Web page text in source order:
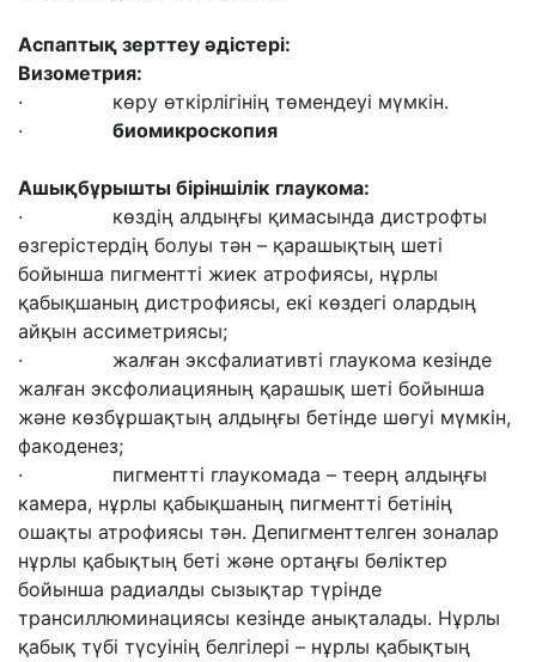
Аспаптық зерттеу әдістері:
Визометрия:
· көру өткірлігінің төмендеуі мүмкін.
· биомикроскопия
Ашықбұрышты біріншілік глаукома:
· көздің алдыңғы қимасында дистрофты
өзгерістердің болуы тән – қарашықтың шеті
бойынша пигментті жиек атрофиясы, нұрлы
қабықшаның дистрофиясы, екі көздегі олардың
айқын ассиметриясы;
· жалған эксфалиативті глаукома кезінде
жалған эксфолиацияның қарашық шеті бойынша
және көзбұршақтың алдыңғы бетінде шөгуі мүмкін,
факоденез;
· пигментті глаукомада – теерң алдыңғы
камера, нұрлы қабықшаның пигментті бетінің
ошақты атрофиясы тән. Депигменттелген зоналар
нұрлы қабықтың беті және ортаңғы бөліктер
бойынша радиалды сызықтар түрінде
трансиллюминациясы кезінде анықталады. Нұрлы
қабық түбі түсуінің белгілері – нұрлы қабықтың